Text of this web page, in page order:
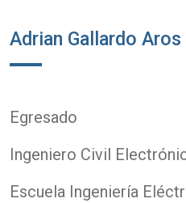
Adrian Gallardo Aros
Egresado
Ingeniero Civil
Escuela Ingeniería